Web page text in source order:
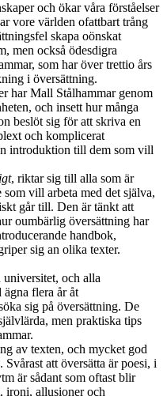
och ökar våra förståelser
vore världen ofattbart trång
skapa oönskat
men också ödesdigra
som har över trettio års
i översättning.
har Mall Stålhammar genom
och insett hur många
beslöt sig för att skriva en
och komplicerat
introduktion till dem som vill
, riktar sig till alla som är
som vill arbeta med det själva,
går till. Den är tänkt att
oumbärlig översättning har
handbok,
sig an olika texter.
och alla
flera år åt
sig på översättning. De
men praktiska tips
av texten, och mycket god
att översätta är poesi, i
är sådant som oftast blir
ironi, allusioner och